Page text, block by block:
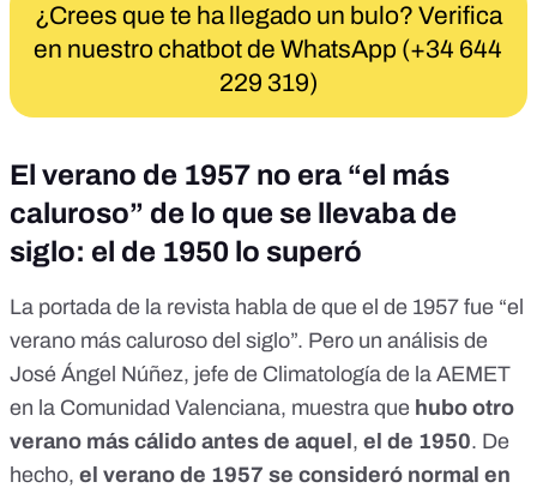
¿Crees que te ha llegado un bulo? Verifica
en nuestro chatbot de WhatsApp (+34 644
229 319)
El verano de 1957 no era “el más
caluroso” de lo que se llevaba de
siglo: el de 1950 lo superó
La portada de la revista habla de que el de 1957 fue “el
verano más caluroso del siglo”. Pero un análisis de
José Ángel Núñez, jefe de Climatología de la AEMET
en la Comunidad Valenciana, muestra que hubo otro
verano más cálido antes de aquel, el de 1950. De
hecho, el verano de 1957 se consideró normal en